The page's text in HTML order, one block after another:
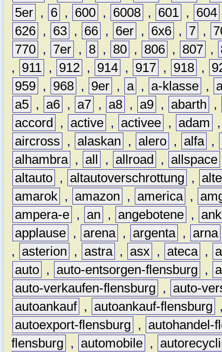
5er , 6 , 600 , 6008 , 601 , 604
626 , 63 , 66 , 6er , 6x6 , 7 ,
770 , 7er , 8 , 80 , 806 , 807 ,
,
911 , 912 , 914 , 917 , 918 ,
959 , 968 , 9er , a , a-klasse ,
a5 , a6 , a7 , a8 , a9 , abarth
,
accord
, active , activee , adam
aircross
, alaskan , alero , alfa ,
alhambra , all , allroad , allspace
altauto , altautoverschrottung ,
amarok , amazon , america ,
ampera-e , an , angebotene ,
applause , arena , argenta , arna
,
asterion , astra , asx , ateca ,
auto , auto-entsorgen-flensburg ,
auto-verkaufen-flensburg
,
auto-
autoankauf , autoankauf-flensburg
autoexport-flensburg
,
autohandel-
flensburg
, automobile ,